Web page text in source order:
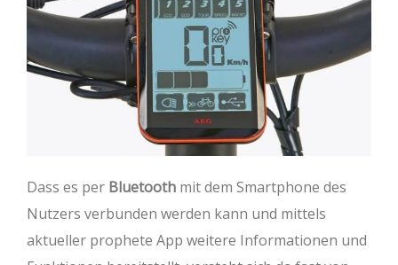
Dass es per Bluetooth mit dem Smartphone des
Nutzers verbunden werden kann und mittels
aktueller prophete App weitere Informationen und